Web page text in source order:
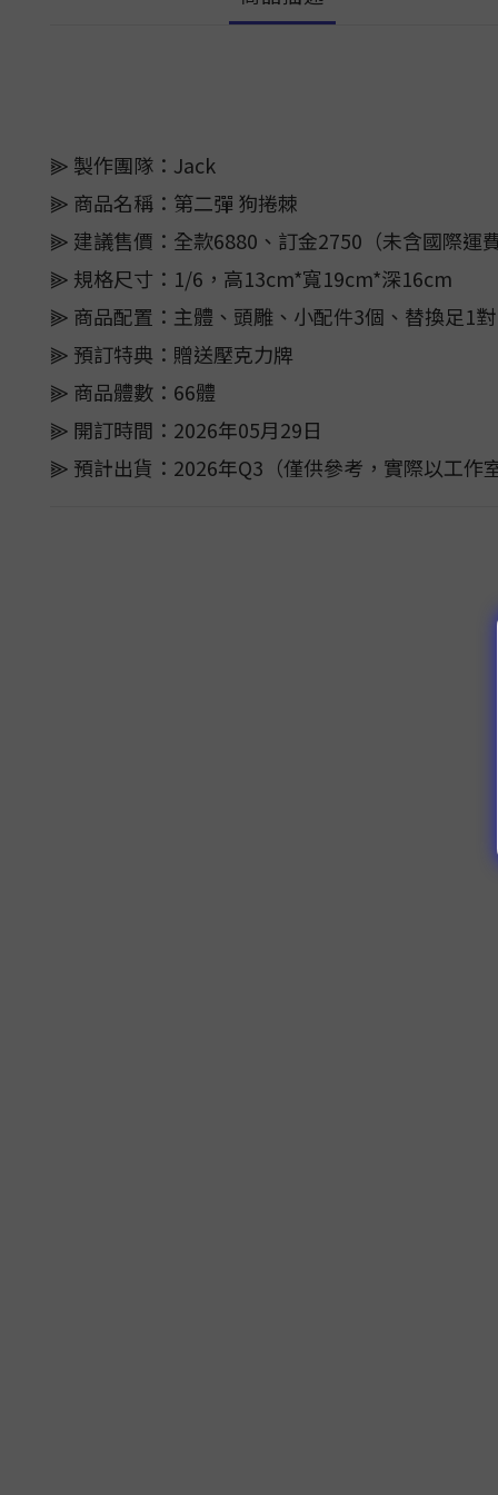
⫸ 製作團隊：Jack
⫸ 商品名稱：第二彈 狗捲棘
⫸ 建議售價：全款6880、訂金2750（未含國際運
⫸ 規格尺寸：1/6，高13cm*寬19cm*深16cm
⫸ 商品配置：主體、頭雕、小配件3個、替換足1對
⫸ 預訂特典：贈送壓克力牌
⫸ 商品體數：66體
⫸ 開訂時間：2026年05月29日
⫸ 預計出貨：2026年Q3（僅供參考，實際以工作